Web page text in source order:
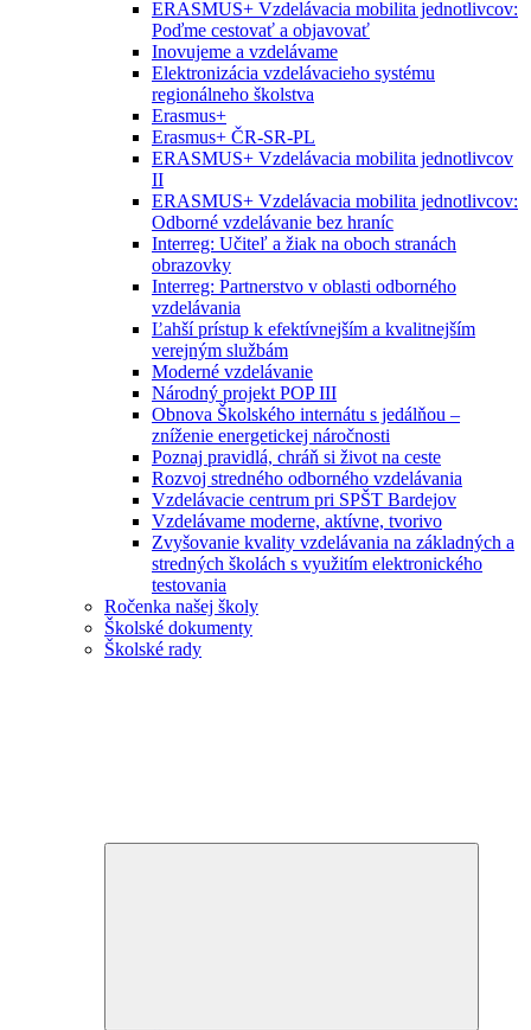
ERASMUS+ Vzdelávacia mobilita jednotlivcov:
Poďme cestovať a objavovať
Inovujeme a vzdelávame
Elektronizácia vzdelávacieho systému
regionálneho školstva
Erasmus+
Erasmus+ ČR-SR-PL
ERASMUS+ Vzdelávacia mobilita jednotlivcov
II
ERASMUS+ Vzdelávacia mobilita jednotlivcov:
Odborné vzdelávanie bez hraníc
Interreg: Učiteľ a žiak na oboch stranách
obrazovky
Interreg: Partnerstvo v oblasti odborného
vzdelávania
Ľahší prístup k efektívnejším a kvalitnejším
verejným službám
Moderné vzdelávanie
Národný projekt POP III
Obnova Školského internátu s jedálňou –
zníženie energetickej náročnosti
Poznaj pravidlá, chráň si život na ceste
Rozvoj stredného odborného vzdelávania
Vzdelávacie centrum pri SPŠT Bardejov
Vzdelávame moderne, aktívne, tvorivo
Zvyšovanie kvality vzdelávania na základných a
stredných školách s využitím elektronického
testovania
Ročenka našej školy
Školské dokumenty
Školské rady